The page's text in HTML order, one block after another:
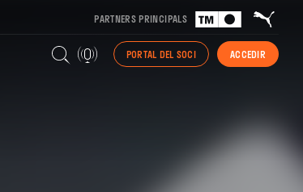
PARTNERS PRINCIPALS
PORTAL DEL SOCI ACCEDIR